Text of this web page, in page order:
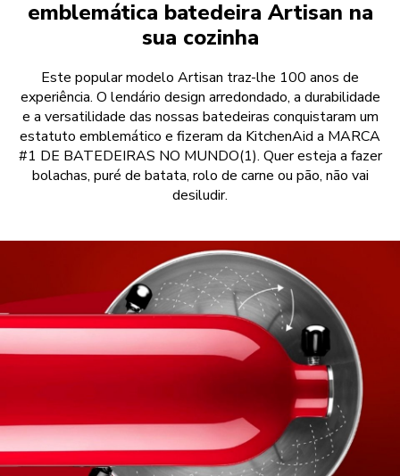
emblemática batedeira Artisan na
sua cozinha
Este popular modelo Artisan traz-lhe 100 anos de
experiência. O lendário design arredondado, a durabilidade
e a versatilidade das nossas batedeiras conquistaram um
estatuto emblemático e fizeram da KitchenAid a MARCA
#1 DE BATEDEIRAS NO MUNDO(1). Quer esteja a fazer
bolachas, puré de batata, rolo de carne ou pão, não vai
desiludir.